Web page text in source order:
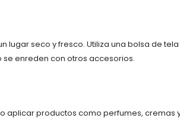
lugar seco y fresco. Utiliza una bolsa de
enreden con otros accesorios.
aplicar productos como perfumes, cremas